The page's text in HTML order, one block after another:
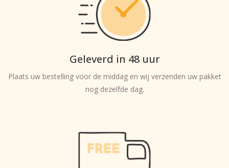
Geleverd in 48 uur
Plaats uw bestelling voor de middag en wij verzenden uw pakket
nog dezelfde dag.